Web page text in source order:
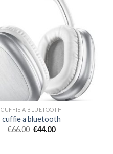
CUFFIE A BLUETOOTH
cuffie a bluetooth
€66.00 €44.00